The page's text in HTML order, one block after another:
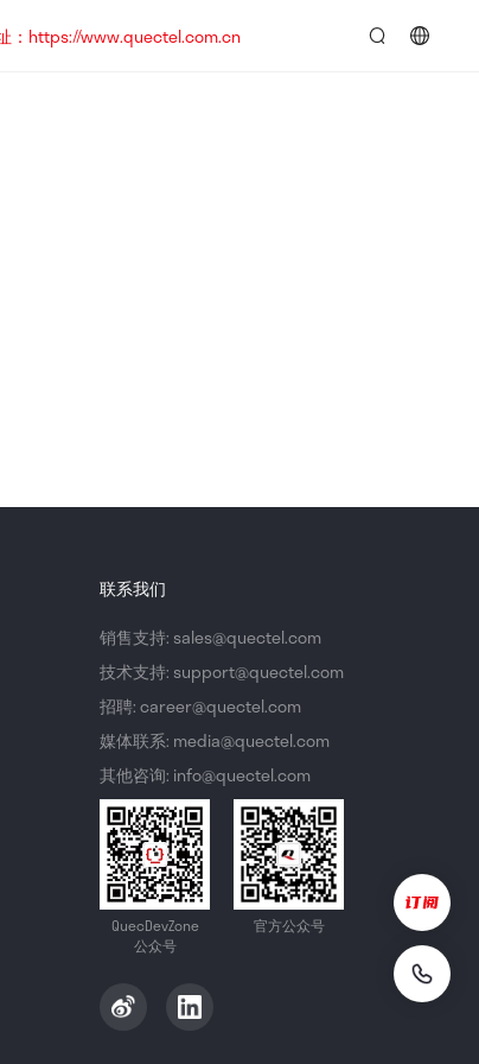
：https://www.quectel.com.cn
联系我们
销售支持: sales@quectel.com
技术支持: support@quectel.com
招聘: career@quectel.com
媒体联系: media@quectel.com
其他咨询: info@quectel.com
QuecDevZone
公众号
官方公众号